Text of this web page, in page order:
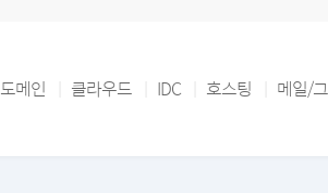
도메인 클라우드 IDC 호스팅 메일/